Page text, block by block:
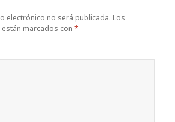
electrónico no será publicada. Los
marcados con*